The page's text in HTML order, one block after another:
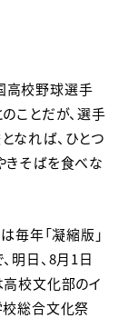
高校野球選手
ことだが、選手
なれば、ひとつ
きそばを食べな
毎年「凝縮版」
明日、8月1日
高校文化部のイ
校総合文化祭